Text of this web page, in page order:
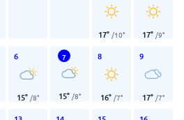
17° /10° 17° /9°
6
15° /8°
7
15° /8°
8
16° /7°
9
17° /7°